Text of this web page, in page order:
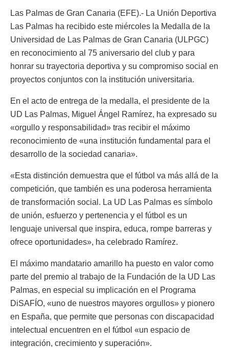
Las Palmas de Gran Canaria (EFE).- La Unión Deportiva
Las Palmas ha recibido este miércoles la Medalla de la
Universidad de Las Palmas de Gran Canaria (ULPGC)
en reconocimiento al 75 aniversario del club y para
honrar su trayectoria deportiva y su compromiso social en
proyectos conjuntos con la institución universitaria.
En el acto de entrega de la medalla, el presidente de la
UD Las Palmas, Miguel Ángel Ramírez, ha expresado su
«orgullo y responsabilidad» tras recibir el máximo
reconocimiento de «una institución fundamental para el
desarrollo de la sociedad canaria».
«Esta distinción demuestra que el fútbol va más allá de la
competición, que también es una poderosa herramienta
de transformación social. La UD Las Palmas es símbolo
de unión, esfuerzo y pertenencia y el fútbol es un
lenguaje universal que inspira, educa, rompe barreras y
ofrece oportunidades», ha celebrado Ramírez.
El máximo mandatario amarillo ha puesto en valor como
parte del premio al trabajo de la Fundación de la UD Las
Palmas, en especial su implicación en el Programa
DiSAFÍO, «uno de nuestros mayores orgullos» y pionero
en España, que permite que personas con discapacidad
intelectual encuentren en el fútbol «un espacio de
integración, crecimiento y superación».